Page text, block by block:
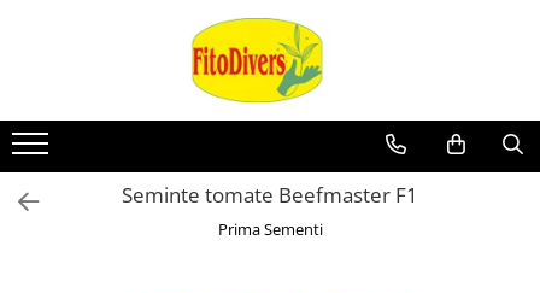
Seminte tomate Beefmaster F1
Prima Sementi